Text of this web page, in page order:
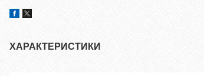
ХАРАКТЕРИСТИКИ